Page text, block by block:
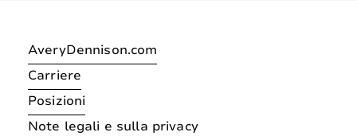
AveryDennison.com
Carriere
Posizioni
Note legali e sulla privacy